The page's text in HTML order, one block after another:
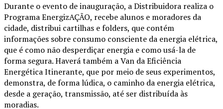
Durante o evento de inauguração, a Distribuidora realiza o
Programa EnergizAÇÃO, recebe alunos e moradores da
cidade, distribui cartilhas e folders, que contém
informações sobre consumo consciente da energia elétrica,
que é como não desperdiçar energia e como usá-la de
forma segura. Haverá também a Van da Eficiência
Energética Itinerante, que por meio de seus experimentos,
demonstra, de forma lúdica, o caminho da energia elétrica,
desde a geração, transmissão, até ser distribuída às
moradias.